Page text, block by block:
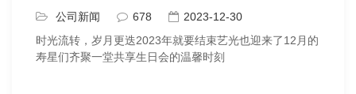
公司新闻 678
2023-12-30
时光流转，岁月更迭2023年就要结束艺光也迎来了12月的
寿星们齐聚一堂共享生日会的温馨时刻